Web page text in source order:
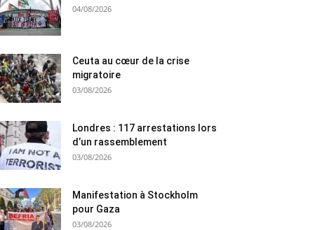
04/08/2026
Ceuta au cœur de la crise
migratoire
03/08/2026
Londres : 117 arrestations lors
d’un rassemblement
03/08/2026
Manifestation à Stockholm
pour Gaza
03/08/2026